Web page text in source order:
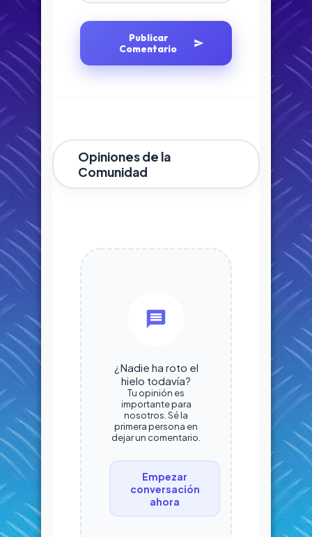
Publicar
Comentario
Opiniones de la
Comunidad
¿Nadie ha roto el
hielo todavía?
Tu opinión es
importante para
nosotros. Sé la
primera persona en
dejar un comentario.
Empezar
conversación
ahora